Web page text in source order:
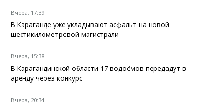
Вчера, 17:39
В Караганде уже укладывают асфальт на новой
шестикилометровой магистрали
Вчера, 15:38
В Карагандинской области 17 водоёмов передадут в
аренду через конкурс
Вчера, 20:34